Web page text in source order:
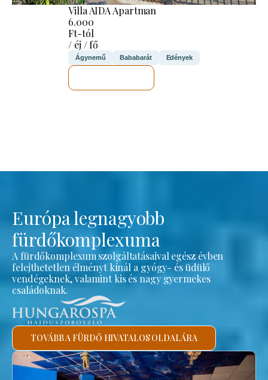
Villa AIDA Apartman
6.000
Ft-tól
/ éj / fő
Ágynemű Bababarát Edények
Európa legnagyobb
fürdőkomplexuma
A fürdőkomplexum szolgáltatásaival egész évben
felejthetetlen élményt kínál a gyógy- és üdülő
vendégeknek, valamint kis és nagy gyermekes
családoknak.
TOVÁBB A FÜRDŐ HIVATALOS OLDALÁRA